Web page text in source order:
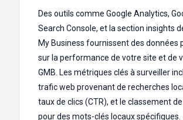
Des outils comme Google Analytics,
Search Console, et la section insights
My Business fournissent des données
sur la performance de votre site et de
GMB. Les métriques clés à surveiller
trafic web provenant de recherches
taux de clics (CTR), et le classement
pour des mots-clés locaux spécifiques.